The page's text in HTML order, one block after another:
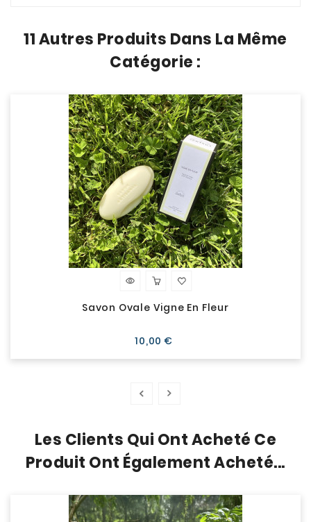
11 Autres Produits Dans La Même
Catégorie :
Savon Ovale Vigne En Fleur
10,00 €
Les Clients Qui Ont Acheté Ce
Produit Ont Également Acheté...